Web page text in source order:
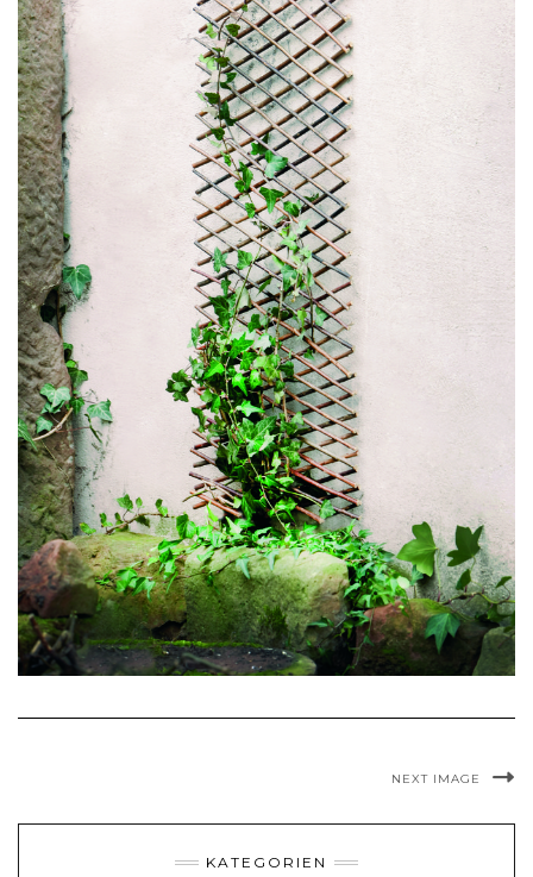
NEXT IMAGE
KATEGORIEN